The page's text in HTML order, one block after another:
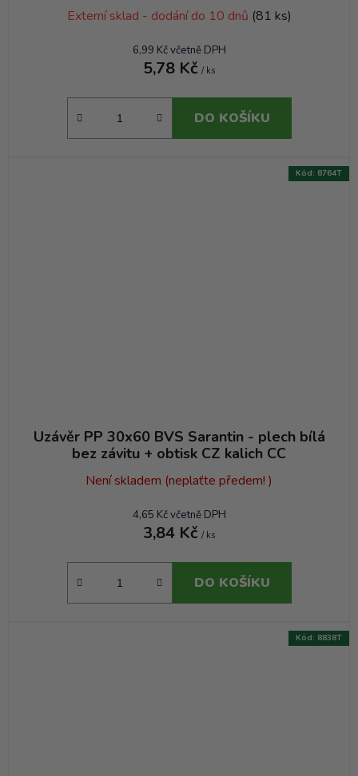
Externí sklad - dodání do 10 dnů (81 ks)
6,99 Kč včetně DPH
5,78 Kč / ks
DO KOŠÍKU
Uzávěr PP 30x60 BVS Sarantin - plech bílá
bez závitu + obtisk CZ kalich CC
Není skladem (neplaťte předem! )
4,65 Kč včetně DPH
3,84 Kč / ks
DO KOŠÍKU
Kód: 8764T
Kód: 8838T